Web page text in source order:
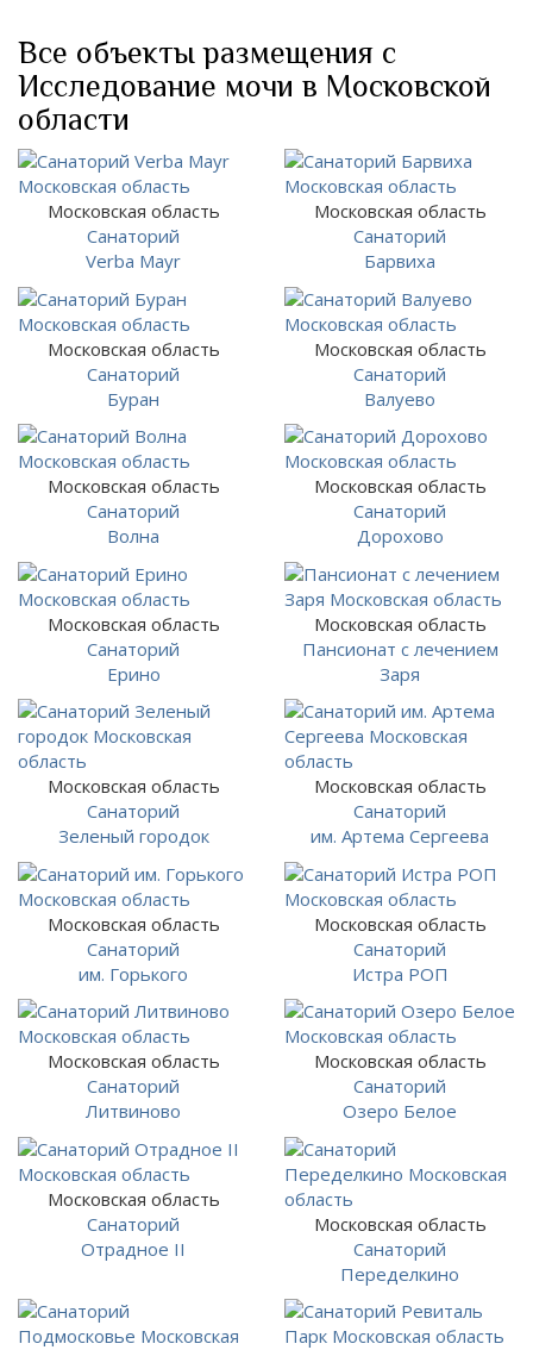
Все объекты размещения с
Исследование мочи в Московской
области
Московская область
Санаторий
Verba Mayr
Московская область
Санаторий
Барвиха
Московская область
Санаторий
Буран
Московская область
Санаторий
Валуево
Московская область
Санаторий
Волна
Московская область
Санаторий
Дорохово
Московская область
Санаторий
Ерино
Московская область
Пансионат с лечением
Заря
Московская область
Санаторий
Зеленый городок
Московская область
Санаторий
им. Артема Сергеева
Московская область
Санаторий
им. Горького
Московская область
Санаторий
Истра РОП
Московская область
Санаторий
Литвиново
Московская область
Санаторий
Озеро Белое
Московская область
Санаторий
Отрадное II
Московская область
Санаторий
Переделкино